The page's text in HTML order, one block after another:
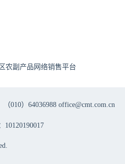
农副产品网络销售平台
010）64036988 office@cmt.com.cn